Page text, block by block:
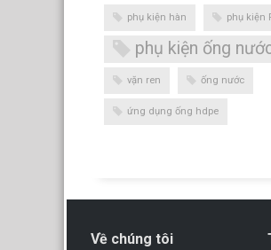
phụ kiện hàn phụ kiện
phụ kiện ống
vặn ren ống nước
ứng dụng ống hdpe
Về chúng tôi